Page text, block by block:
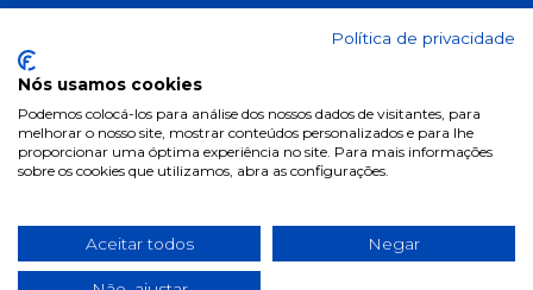
Informações
Termos & Condições
Política de privacidade
Condições de campanhas
Últimas notícias & Blog
Política de privacidade
Nós usamos cookies
Podemos colocá-los para análise dos nossos dados de visitantes, para
melhorar o nosso site, mostrar conteúdos personalizados e para lhe
proporcionar uma óptima experiência no site. Para mais informações
sobre os cookies que utilizamos, abra as configurações.
Aceitar todos Negar